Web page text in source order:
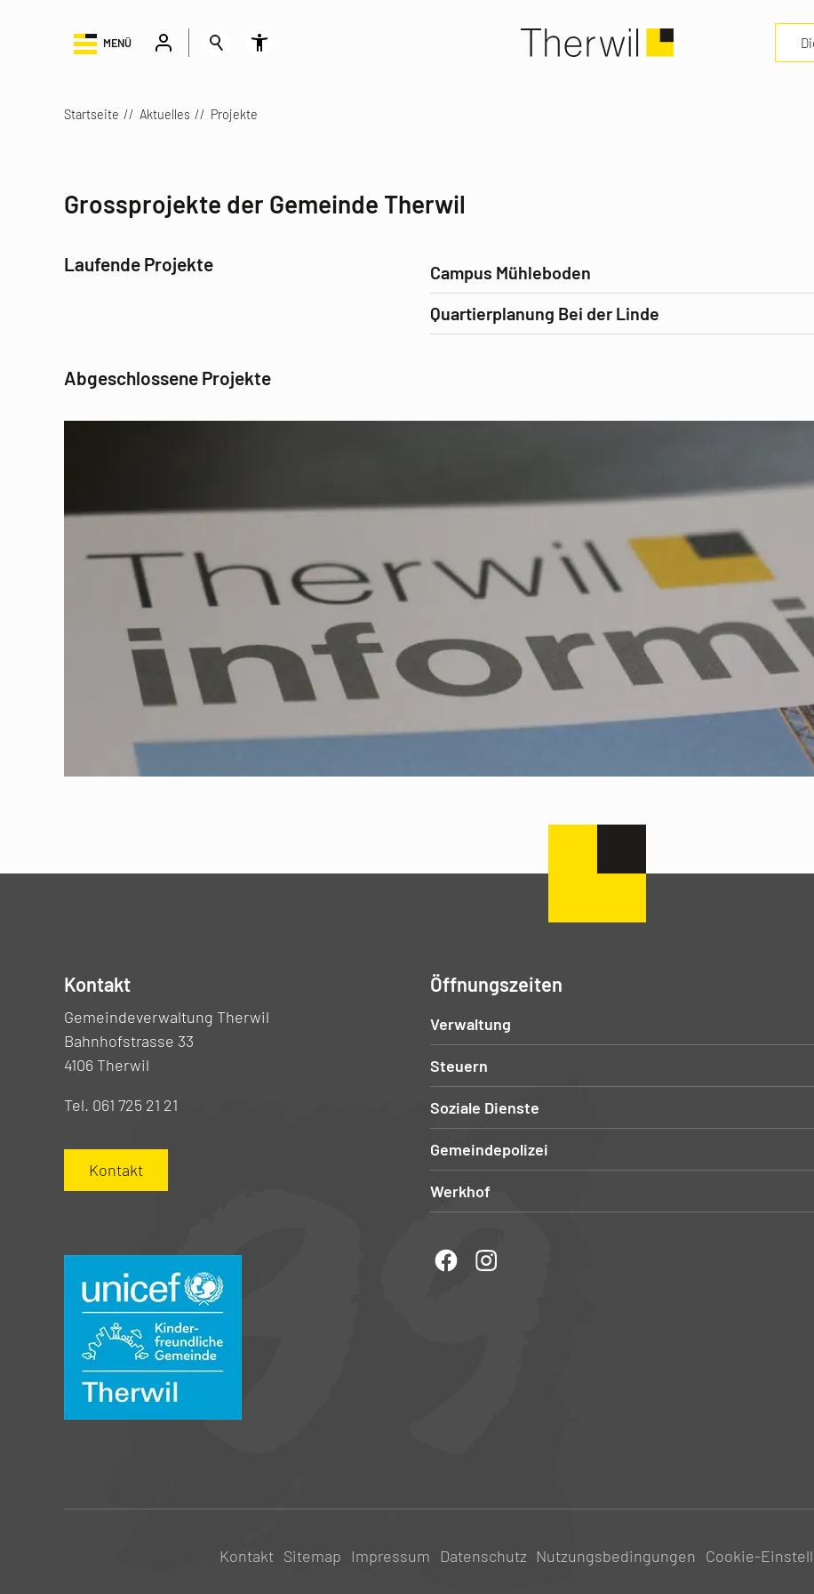
MENÜ
Startseite Aktuelles Projekte
Grossprojekte der Gemeinde Therwil
Laufende Projekte
Campus Mühleboden
Quartierplanung Bei der Linde
Abgeschlossene Projekte
Kontakt
Gemeindeverwaltung Therwil
Bahnhofstrasse 33
4106 Therwil
Tel. 061 725 21 21
Kontakt
Öffnungszeiten
Verwaltung
Steuern
Soziale Dienste
Gemeindepolizei
Werkhof
Kontakt Sitemap Impressum Datenschutz Nutzungsbedingungen Cookie-